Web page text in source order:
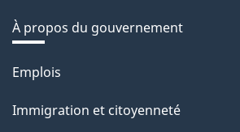
À propos du gouvernement
Thèmes
sujets
Emplois
Immigration et citoyenneté